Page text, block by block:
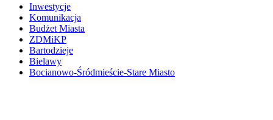
Inwestycje
Komunikacja
Budżet Miasta
ZDMiKP
Bartodzieje
Bielawy
Bocianowo-Śródmieście-Stare Miasto